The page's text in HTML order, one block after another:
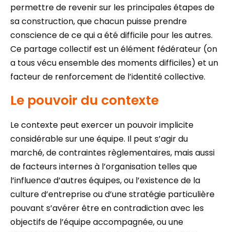
permettre de revenir sur les principales étapes de
sa construction, que chacun puisse prendre
conscience de ce qui a été difficile pour les autres.
Ce partage collectif est un élément fédérateur (on
a tous vécu ensemble des moments difficiles) et un
facteur de renforcement de l’identité collective.
Le pouvoir du contexte
Le contexte peut exercer un pouvoir implicite
considérable sur une équipe. Il peut s’agir du
marché, de contraintes règlementaires, mais aussi
de facteurs internes à l’organisation telles que
l’influence d’autres équipes, ou l’existence de la
culture d’entreprise ou d’une stratégie particulière
pouvant s’avérer être en contradiction avec les
objectifs de l’équipe accompagnée, ou une